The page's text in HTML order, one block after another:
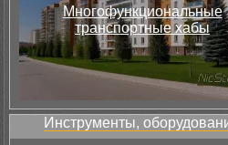
Многофункциональные
транспортные хабы
Инструменты,